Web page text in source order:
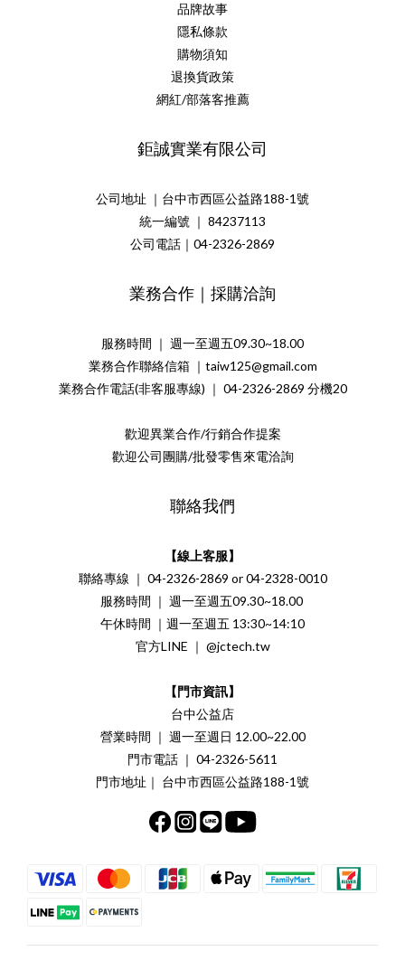
品牌故事
隱私條款
購物須知
退換貨政策
網紅/部落客推薦
鉅誠實業有限公司
公司地址 ｜台中市西區公益路188-1號
統一編號 ｜ 84237113
公司電話｜04-2326-2869
業務合作｜採購洽詢
服務時間 ｜ 週一至週五09.30~18.00
業務合作聯絡信箱 ｜taiw125@gmail.com
業務合作電話(非客服專線) ｜ 04-2326-2869 分機20
歡迎異業合作/行銷合作提案
歡迎公司團購/批發零售來電洽詢
聯絡我們
【線上客服】
聯絡專線 ｜ 04-2326-2869 or 04-2328-0010
服務時間 ｜ 週一至週五09.30~18.00
午休時間 ｜週一至週五 13:30~14:10
官方LINE ｜ @jctech.tw
【門市資訊】
台中公益店
營業時間 ｜ 週一至週日 12.00~22.00
門市電話 ｜ 04-2326-5611
門市地址｜ 台中市西區公益路188-1號